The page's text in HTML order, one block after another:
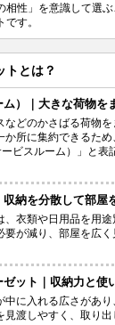
相性」を意識して選
です。
トとは？
）｜大きな荷物を
どのかさばる荷物を
所に集約できるため
ビスルーム）」と表
納を分散して部屋
衣類や日用品を用途
が減り、部屋を広く
ット｜収納力と使
中に入れる広さがあ
見渡しやすく、取り